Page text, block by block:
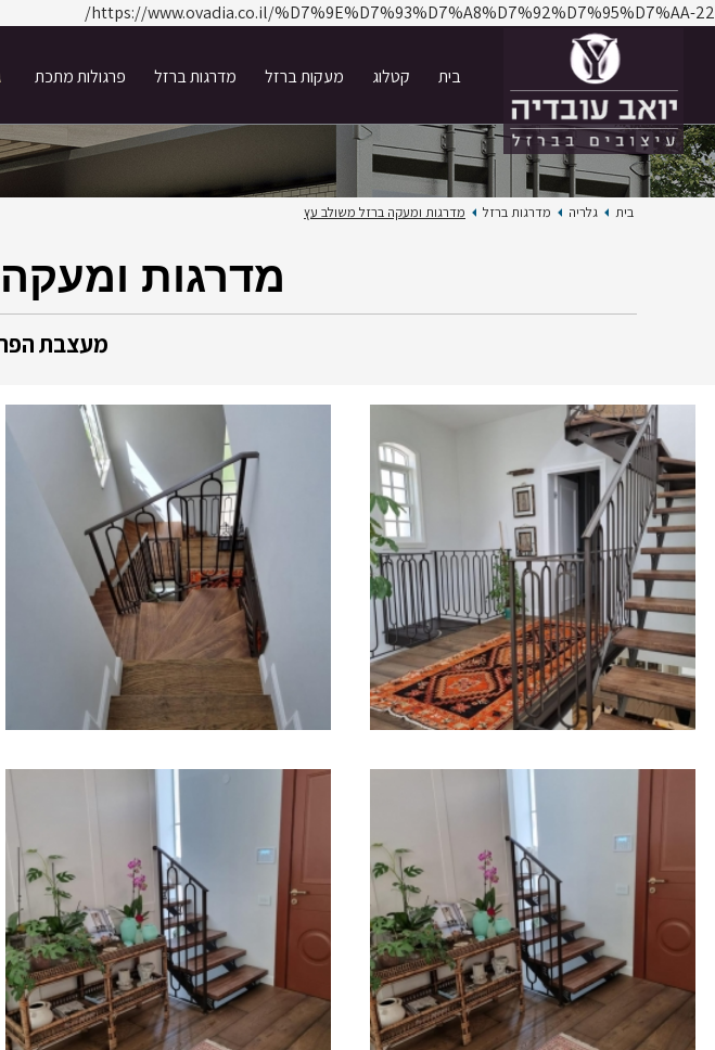
https://www.ovadia.co.il/%D7%9E%D7%93%D7%A8%D7%92%D7%95%D7%AA-22/
בית קטלוג מעקות ברזל מדרגות ברזל פרגולות מתכת
בית גלריה מדרגות ברזל מדרגות ומעקה ברזל משולב עץ
מדרגות
מעצבת